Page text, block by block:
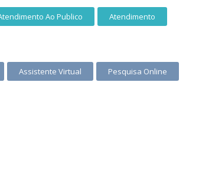
Ao Publico Atendimento
Assistente Virtual Pesquisa Online